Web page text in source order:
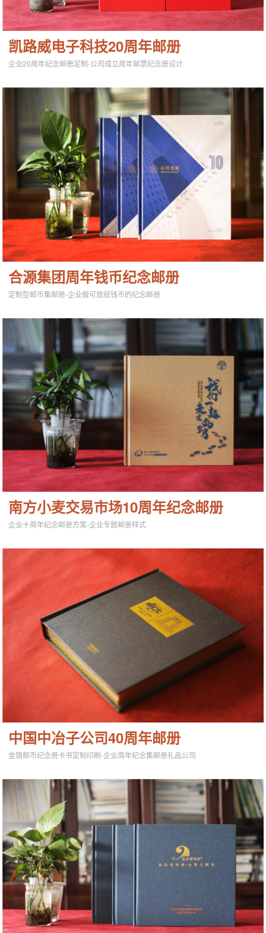
凯路威电子科技20周年邮册
企业20周年纪念邮册定制-公司成立周年邮票纪念册设计
合源集团周年钱币纪念邮册
定制型邮币集邮册-企业做可放纸钱币的纪念邮册
南方小麦交易市场10周年纪念邮册
企业十周年纪念邮册方案-企业专题邮册样式
中国中冶子公司40周年邮册
金银邮币纪念册卡书定制印刷-企业周年纪念集邮册礼品公司